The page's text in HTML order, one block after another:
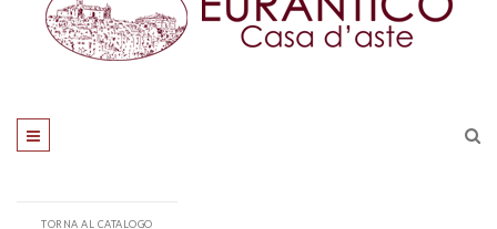
TORNA AL CATALOGO